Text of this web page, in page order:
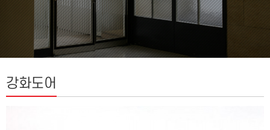
강화도어